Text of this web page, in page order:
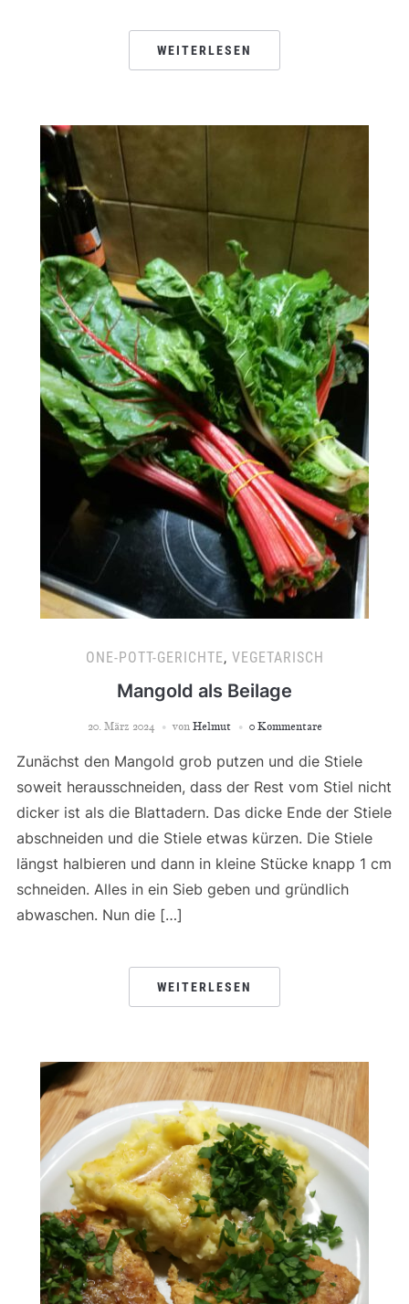
WEITERLESEN
ONE-POTT-GERICHTE, VEGETARISCH
Mangold als Beilage
20. März 2024 von Helmut 0 Kommentare
Zunächst den Mangold grob putzen und die Stiele
soweit herausschneiden, dass der Rest vom Stiel nicht
dicker ist als die Blattadern. Das dicke Ende der Stiele
abschneiden und die Stiele etwas kürzen. Die Stiele
längst halbieren und dann in kleine Stücke knapp 1 cm
schneiden. Alles in ein Sieb geben und gründlich
abwaschen. Nun die […]
WEITERLESEN